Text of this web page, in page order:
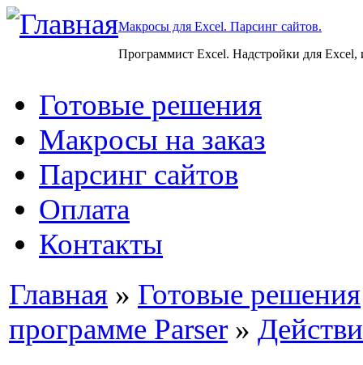
Макросы для Excel. Парсинг сайтов.
Программист Excel. Надстройки для Excel,
Готовые решения
Макросы на заказ
Парсинг сайтов
Оплата
Контакты
Главная » Готовые решения
программе Parser »